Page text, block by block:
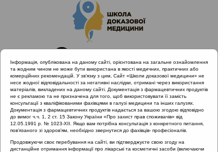
Головна
Проведені заходи
SHDM.SCHOOL | Гострі запальні захворювання верхніх
дихальних шляхів з позиції МКХ 11
Біоплівки і рецидивуючі запальні процеси верхніх дихальних
шляхів
Інформація, опублікована на даному сайті, орієнтована на загальне ознайомлення
та жодним чином не може бути використана в якості медичних, практичних або
комерційних рекомендацій. У зв’язку з цим, Сайт «Школи доказової медицини» не
несе жодної відповідальності за негативні наслідки, отримані через використання
матеріалів, викладених на даному сайті. Документація з фармацевтичних продуктів
не є рекламою та не призначена для того, щоб використовувати її замість
консультації з кваліфікованими фахівцями в галузі медицини та інших галузях.
Документація з фармацевтичних продуктів надається за вашою згодою відповідно
до вимог ч.ч. 1, 2 ст. 15 Закону України «Про захист прав споживачів» від
12.05.1991 р. № 1023-XII. Якщо вам потрібна консультація з конкретного питання,
пов’язаного зі здоров’ям, необхідно звернутися до фахівців- професіоналів.
Продовжуючи своє перебування на сайті, ви підтверджуєте свою згоду на
дистанційне отримання інформації про лікарські та косметичні засоби (включаючи